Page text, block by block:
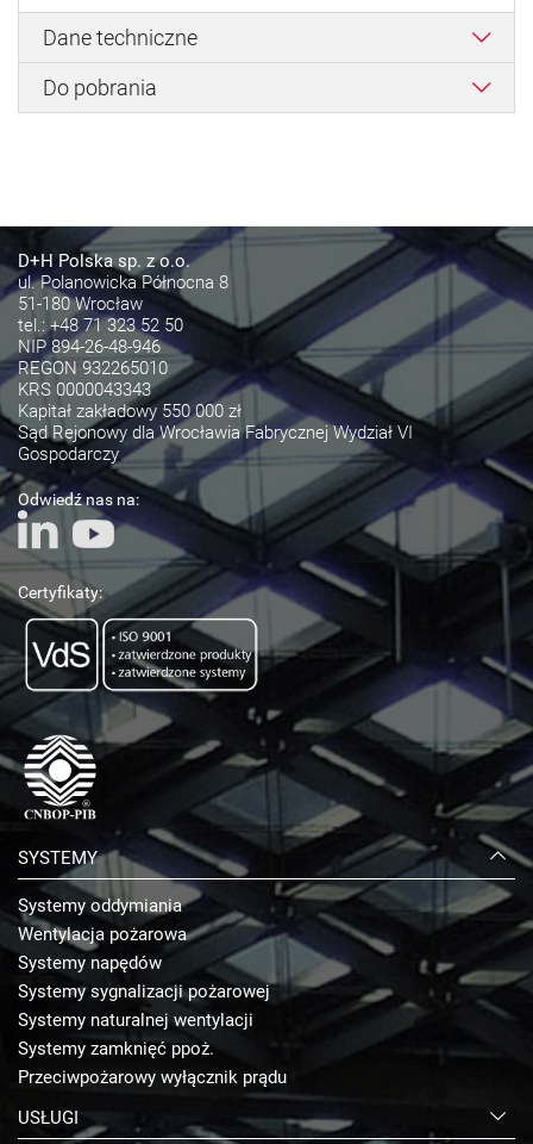
Dane techniczne
Do pobrania
D+H Polska sp. z o.o.
ul. Polanowicka Północna 8
51-180 Wrocław
tel.: +48 71 323 52 50
NIP 894-26-48-946
REGON 932265010
KRS 0000043343
Kapitał zakładowy 550 000 zł
Sąd Rejonowy dla Wrocławia Fabrycznej Wydział VI
Gospodarczy
Odwiedź nas na:
Certyfikaty:
SYSTEMY
Systemy oddymiania
Wentylacja pożarowa
Systemy napędów
Systemy sygnalizacji pożarowej
Systemy naturalnej wentylacji
Systemy zamknięć ppoż.
Przeciwpożarowy wyłącznik prądu
USŁUGI